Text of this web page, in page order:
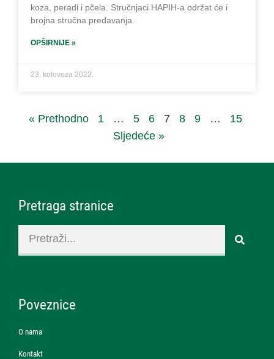
koza, peradi i pčela. Stručnjaci HAPIH-a održat će i
brojna stručna predavanja.
OPŠIRNIJE »
23. kolovoza 2022.
« Prethodno 1 … 5 6 7 8 9 …
15
Sljedeće »
Pretraga stranice
Poveznice
O nama
Kontakt